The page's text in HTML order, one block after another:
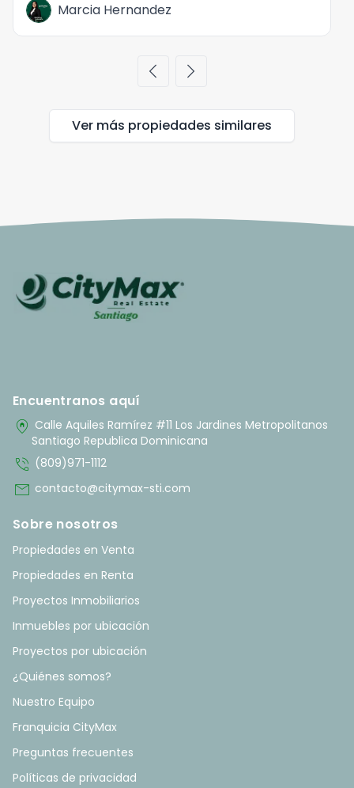
Marcia Hernandez
chevron_left chevron_right
Ver más propiedades similares
Encuentranos aquí
home_pin Calle Aquiles Ramírez #11 Los Jardines Metropolitanos
Santiago Republica Dominicana
phone_in_talk (809)971-1112
mail contacto@citymax-sti.com
Sobre nosotros
Propiedades en Venta
Propiedades en Renta
Proyectos Inmobiliarios
Inmuebles por ubicación
Proyectos por ubicación
¿Quiénes somos?
Nuestro Equipo
Franquicia CityMax
Preguntas frecuentes
Políticas de privacidad